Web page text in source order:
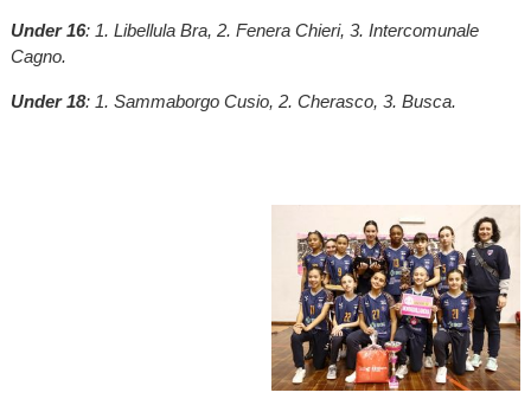
Under 16: 1. Libellula Bra, 2. Fenera Chieri, 3. Intercomunale
Cagno.
Under 18: 1. Sammaborgo Cusio, 2. Cherasco, 3. Busca.